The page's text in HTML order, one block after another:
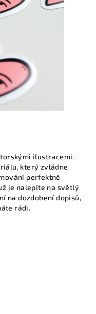
ilustracemi.
který zvládne
perfektně
je nalepíte na světlý
na dozdobení dopisů,
rádi.